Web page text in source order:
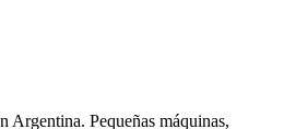
Argentina. Pequeñas máquinas,